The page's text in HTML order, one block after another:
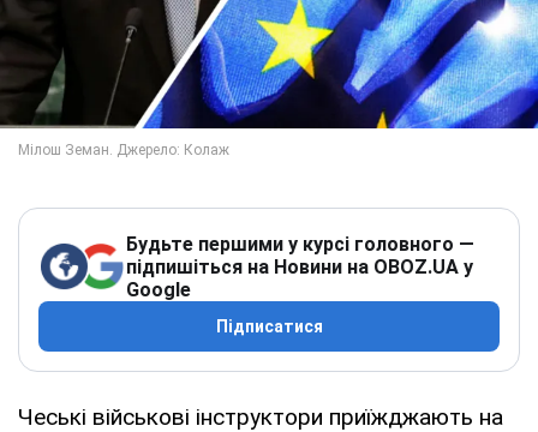
Будьте першими у курсі головного —
підпишіться на Новини на OBOZ.UA у
Google
Підписатися
Чеські військові інструктори приїжджають на